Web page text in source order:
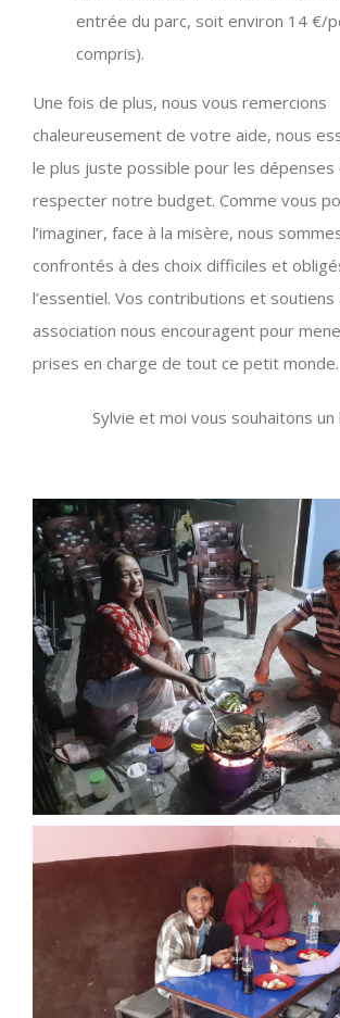
entrée du parc, soit environ 14 €/
compris).
Une fois de plus, nous vous remercions
chaleureusement de votre aide, nous
le plus juste possible pour les dépenses
respecter notre budget. Comme vous
l’imaginer, face à la misère, nous
confrontés à des choix difficiles et
l’essentiel. Vos contributions et soutiens
association nous encouragent pour
prises en charge de tout ce petit monde.
Sylvie et moi vous souhaitons un